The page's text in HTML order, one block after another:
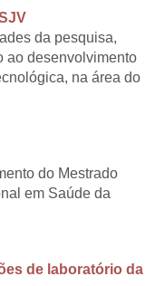
da pesquisa,
ao desenvolvimento
na área do
do Mestrado
em Saúde da
de laboratório da